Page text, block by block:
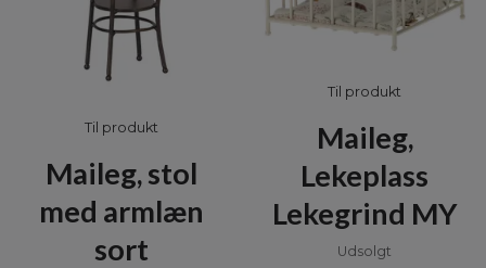
Til produkt
Maileg, stol
med armlæn
sort
Til produkt
Maileg,
Lekeplass
Lekegrind MY
Udsolgt